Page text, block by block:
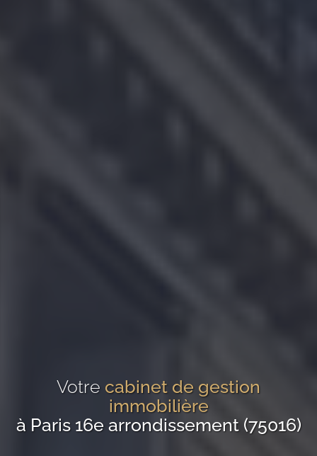
Votre cabinet de gestion
immobilière
à Paris 16e arrondissement (75016)